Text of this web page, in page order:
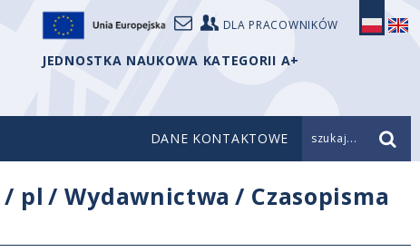
DLA PRACOWNIKÓW
JEDNOSTKA NAUKOWA KATEGORII A+
DANE KONTAKTOWE szukaj...
/ pl /Wydawnictwa / Czasopisma